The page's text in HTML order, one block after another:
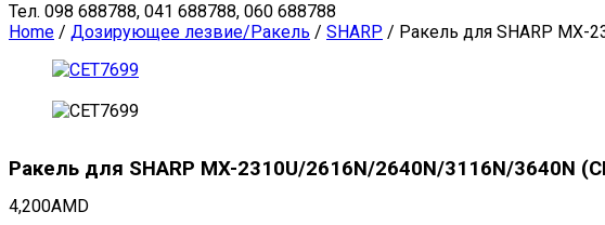
Тел. 098 688788, 041 688788, 060 688788
Home / Дозирующее лезвие/Ракель / SHARP / Ракель для SHARP MX-
Ракель для SHARP MX-2310U/2616N/2640N/3116N/3640N
4,200AMD